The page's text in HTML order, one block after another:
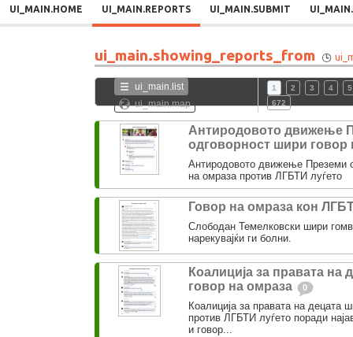
UI_MAIN.HOME UI_MAIN.REPORTS UI_MAIN.SUBMIT
ui_main.showing_reports_from
ui_main.list
ui_main.map
1 2 3 4
5
672
Антиродовото движење
одговорност шири говор
Антиродовото движење Преземи
на омраза против ЛГБТИ луѓето
Говор на омраза кон
Слободан Темелковски шири
нарекувајќи ги болни.
Коалиција за правата на
говор на омраза
0
Коалиција за правата на децата
против ЛГБТИ луѓето поради
и говор...